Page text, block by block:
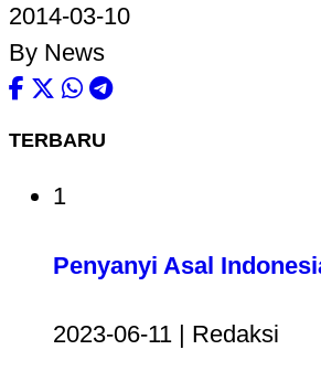
2014-03-10
By News
TERBARU
1
Penyanyi Asal
2023-06-11 | Redaksi